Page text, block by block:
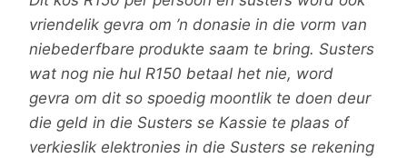
vriendelik gevra om ’n donasie in die vorm van
niebederfbare produkte saam te bring. Susters
wat nog nie hul R150 betaal het nie, word
gevra om dit so spoedig moontlik te doen deur
die geld in die Susters se Kassie te plaas of
verkieslik elektronies in die Susters se rekening